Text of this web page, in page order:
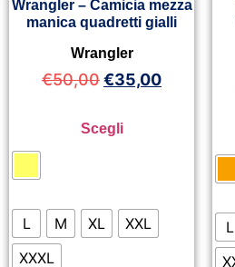
Wrangler – Camicia mezza
manica quadretti gialli
Wrangler
€50,00€35,00
Scegli
L M XL
XXL
XXXL
L